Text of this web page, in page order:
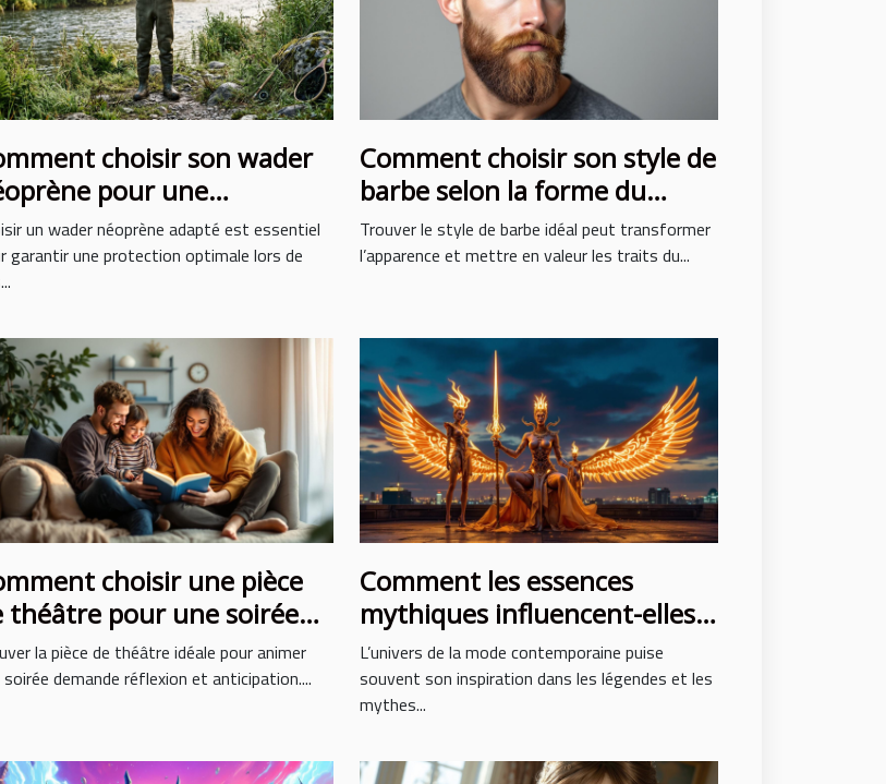
choisir son wader
pour une
optimale ?
un wader néoprène adapté est essentiel
garantir une protection optimale lors de
Comment choisir son style de
barbe selon la forme du
visage ?
Trouver le style de barbe idéal peut transformer
l’apparence et mettre en valeur les traits du...
choisir une pièce
théâtre pour une soirée
?
la pièce de théâtre idéale pour animer
soirée demande réflexion et anticipation....
Comment les essences
mythiques influencent-elles
la mode contemporaine ?
L’univers de la mode contemporaine puise
souvent son inspiration dans les légendes et les
mythes...